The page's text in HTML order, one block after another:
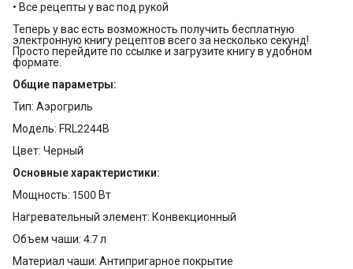
• Все рецепты у вас под рукой
Теперь у вас есть возможность получить бесплатную
электронную книгу рецептов всего за несколько секунд!
Просто перейдите по ссылке и загрузите книгу в удобном
формате.
Общие параметры:
Тип: Аэрогриль
Модель: FRL2244B
Цвет: Черный
Основные характеристики:
Мощность: 1500 Вт
Нагревательный элемент: Конвекционный
Объем чаши: 4.7 л
Материал чаши: Антипригарное покрытие